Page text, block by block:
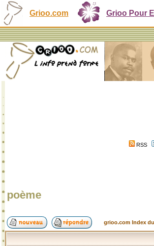
Grioo.com Grioo Pour
RSS
poème
grioo.com Index